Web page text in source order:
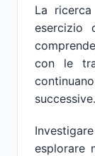
La
esercizio
con le
successive.
esplorare